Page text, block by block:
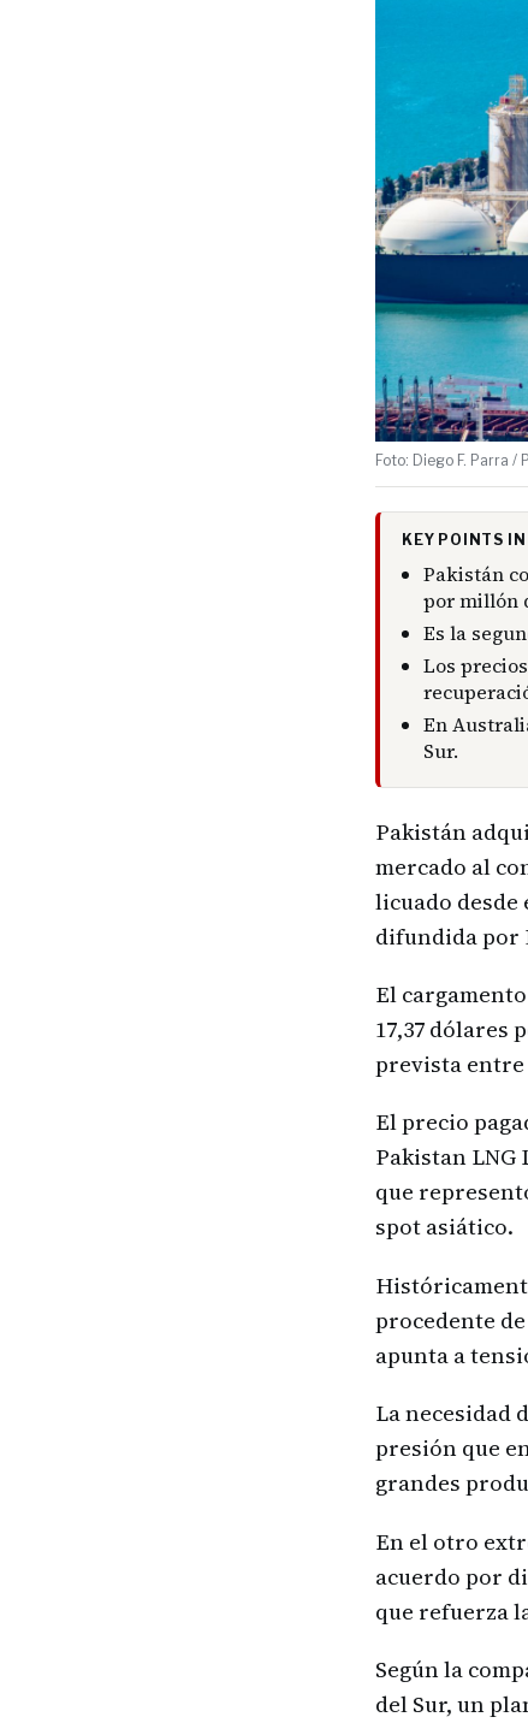
Foto: Diego F. Parra /
KEY POINTS
Pakistán
por millón
Es la
Los
En
Sur.
Pakistán
mercado al
licuado
difundida por
El
17,37 dólares
prevista entre
El precio
Pakistan LNG
que
spot asiático.
procedente
apunta a
La necesidad
presión que
grandes
En el otro
acuerdo por
que refuerza
Según la
del Sur, un